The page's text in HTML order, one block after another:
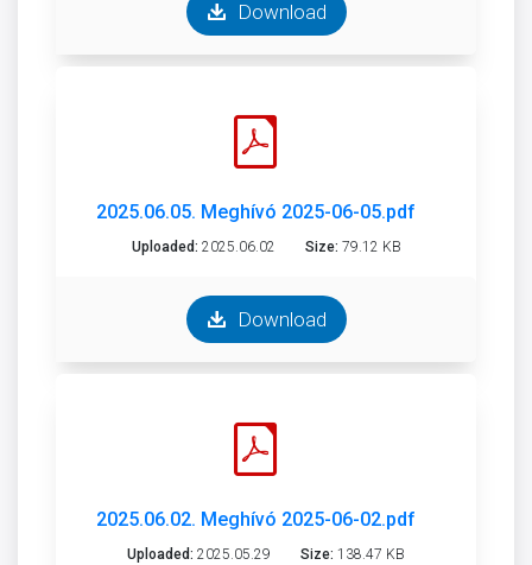
Download
2025.06.05. Meghívó 2025-06-05.pdf
Uploaded: 2025.06.02 Size: 79.12 KB
Download
2025.06.02. Meghívó 2025-06-02.pdf
Uploaded: 2025.05.29 Size: 138.47 KB